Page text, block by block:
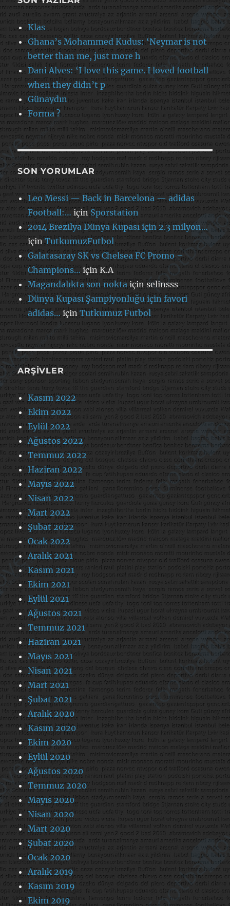
Klas
Ghana’s Mohammed Kudus: ‘Neymar is not
better than me, just more h
Dani Alves: ‘I love this game. I loved football
when they didn’t p
Günaydın
Forma ?
SON YORUMLAR
Leo Messi — Back in Barcelona — adidas
Football:… içinSporstation
2014 Brezilya Dünya Kupası için 2.3 milyon…
içinTutkumuzFutbol
Galatasaray SK vs Chelsea FC Promo –
Champions…içinK.A
Magandalıkta son nokta içinselinsss
Dünya Kupası Şampiyonluğu için favori
adidas… içinTutkumuz Futbol
ARŞIVLER
Kasım 2022
Ekim 2022
Eylül 2022
Ağustos 2022
Temmuz 2022
Haziran 2022
Mayıs 2022
Nisan 2022
Mart 2022
Şubat 2022
Ocak 2022
Aralık 2021
Kasım 2021
Ekim 2021
Eylül 2021
Ağustos 2021
Temmuz 2021
Haziran 2021
Mayıs 2021
Nisan 2021
Mart 2021
Şubat 2021
Aralık 2020
Kasım 2020
Ekim 2020
Eylül 2020
Ağustos 2020
Temmuz 2020
Mayıs 2020
Nisan 2020
Mart 2020
Şubat 2020
Ocak 2020
Aralık 2019
Kasım 2019
Ekim 2019